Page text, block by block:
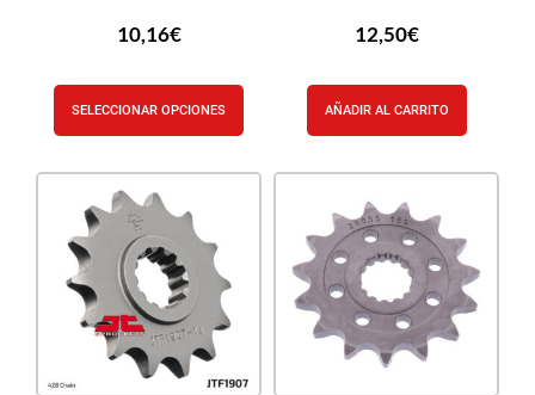
10,16€
SELECCIONAR OPCIONES
12,50€
AÑADIR AL CARRITO